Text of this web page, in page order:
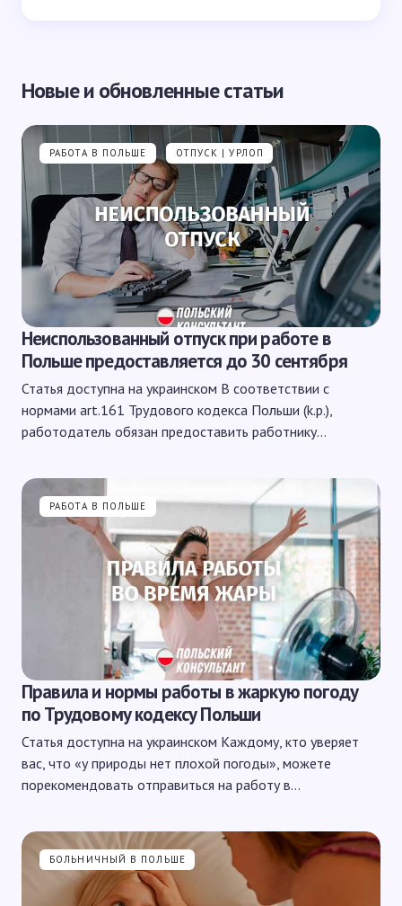
Новые и обновленные статьи
РАБОТА В ПОЛЬШЕ ОТПУСК | УРЛОП
Неиспользованный отпуск при работе в
Польше предоставляется до 30 сентября
Статья доступна на украинском В соответствии с
нормами art.161 Трудового кодекса Польши (k.p.),
работодатель обязан предоставить работнику…
РАБОТА В ПОЛЬШЕ
Правила и нормы работы в жаркую погоду
по Трудовому кодексу Польши
Статья доступна на украинском Каждому, кто уверяет
вас, что «у природы нет плохой погоды», можете
порекомендовать отправиться на работу в…
БОЛЬНИЧНЫЙ В ПОЛЬШЕ